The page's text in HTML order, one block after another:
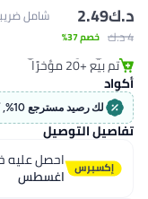
د.ك‏2.49
4 د.ك‏ خصم 37%
شامل
#9 في ألعاب دمى الأطفال
تم بيع +20 مؤخرًا
#9 في ألعاب دمى الأطفال
أكواد
لك رصيد مسترجع 10%, كود: EXTRA10
تفاصيل التوصيل
احصل عليه
اغسطس